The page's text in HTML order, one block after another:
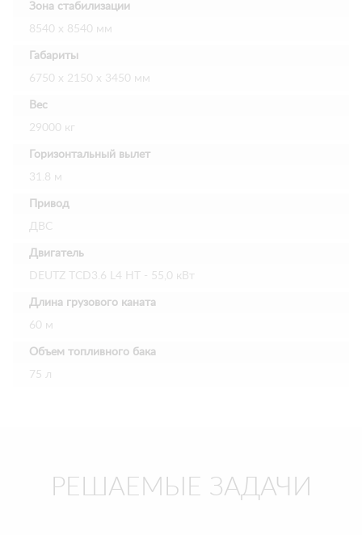
Зона стабилизации
8540 х 8540 мм
Габариты
6750 х 2150 х 3450 мм
Вес
29000 кг
Горизонтальный вылет
31.8 м
Привод
ДВС
Двигатель
DEUTZ TCD3.6 L4 HT - 55,0 кВт
Длина грузового каната
60 м
Объем топливного бака
75 л
РЕШАЕМЫЕ ЗАДАЧИ